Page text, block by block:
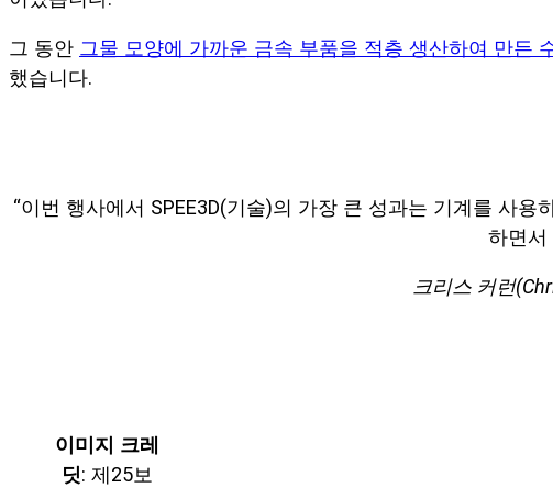
그 동안 그물 모양에 가까운 금속 부품을 적층 생산하여 만든
했습니다.
“이번 행사에서 SPEE3D(기술)의 가장 큰 성과는 기계를 사
하면서
크리스 커런
이미지 크레
딧: 제25보